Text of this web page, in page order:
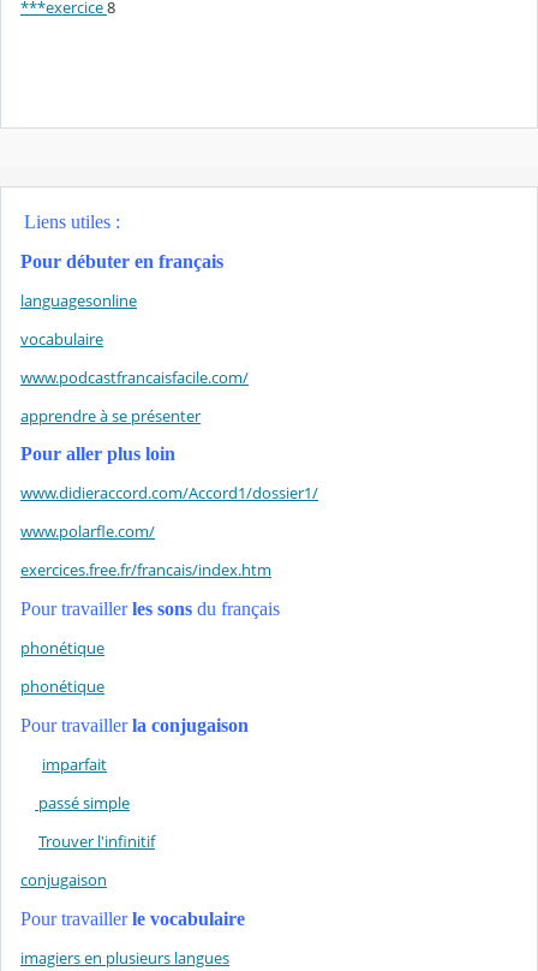
***exercice8
Liens utiles :
Pour débuter en français
languagesonline
vocabulaire
www.podcastfrancaisfacile.com/
apprendre à se présenter
Pour aller plus loin
www.didieraccord.com/Accord1/dossier1/
www.polarfle.com/
exercices.free.fr/francais/index.htm
Pour travaillerles sons du français
phonétique
phonétique
Pour travaillerla conjugaison
imparfait
passé simple
Trouver l'infinitif
conjugaison
Pour travaillerle vocabulaire
imagiers en plusieurs langues